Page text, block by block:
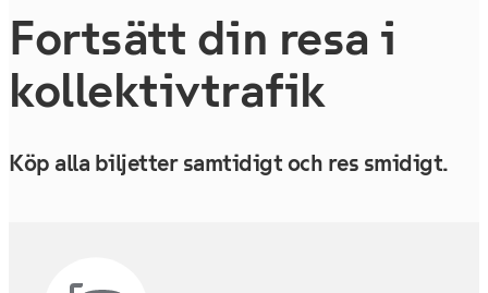
Fortsätt din resa i
kol­lek­tiv­tra­fik
Köp alla biljetter samtidigt och res smidigt.